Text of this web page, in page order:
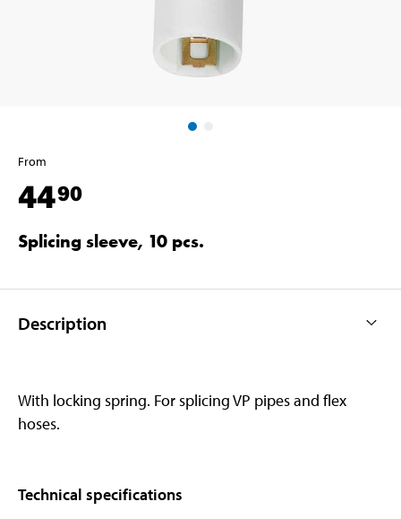
From
4490
Splicing sleeve, 10 pcs.
Description
With locking spring. For splicing VP pipes and flex
hoses.
Technical specifications